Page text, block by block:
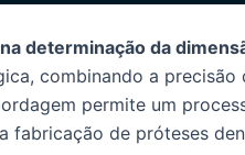
determinação da
combinando a
permite um
fabricação de próteses